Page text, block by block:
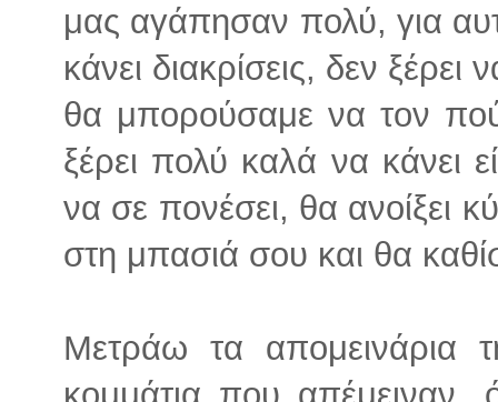
μας αγάπησαν πολύ, για
κάνει διακρίσεις, δεν ξέρει
θα μπορούσαμε να τον
ξέρει πολύ καλά να κάνει
να σε πονέσει, θα ανοίξει
στη μπασιά σου και θα
Μετράω τα απομεινάρια
κομμάτια που